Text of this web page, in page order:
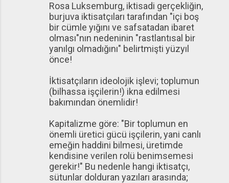
Rosa Luksemburg, iktisadi gerçekliğin,
burjuva iktisatçıları tarafından "içi boş
bir cümle yığını ve safsatadan ibaret
olması"nın nedeninin "rastlantısal bir
yanılgı olmadığını" belirtmişti yüzyıl
önce!
İktisatçıların ideolojik işlevi; toplumun
(bilhassa işçilerin!) ikna edilmesi
bakımından önemlidir!
Kapitalizme göre: "Bir toplumun en
önemli üretici gücü işçilerin, yani canlı
emeğin haddini bilmesi, üretimde
kendisine verilen rolü benimsemesi
gerekir!" Bu nedenle hangi iktisatçı,
sütunlar dolduran yazıları arasında;